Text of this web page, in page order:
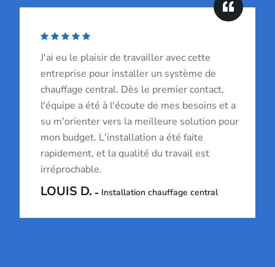
J'ai eu le plaisir de travailler avec cette
entreprise pour installer un système de
chauffage central. Dès le premier contact,
l'équipe a été à l'écoute de mes besoins et a
su m'orienter vers la meilleure solution pour
mon budget. L'installation a été faite
rapidement, et la qualité du travail est
irréprochable.
LOUIS D. Installation chauffage central